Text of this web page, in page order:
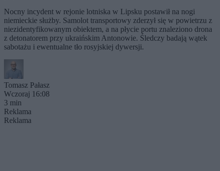
Nocny incydent w rejonie lotniska w Lipsku postawił na nogi
niemieckie służby. Samolot transportowy zderzył się w powietrzu z
niezidentyfikowanym obiektem, a na płycie portu znaleziono drona
z detonatorem przy ukraińskim Antonowie. Śledczy badają wątek
sabotażu i ewentualne tło rosyjskiej dywersji.
Tomasz Pałasz
Wczoraj 16:08
3 min
Reklama
Reklama